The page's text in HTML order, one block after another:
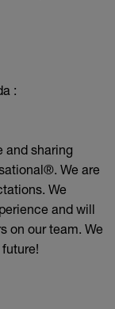
:
and sharing
We are
We
and will
on our team. We